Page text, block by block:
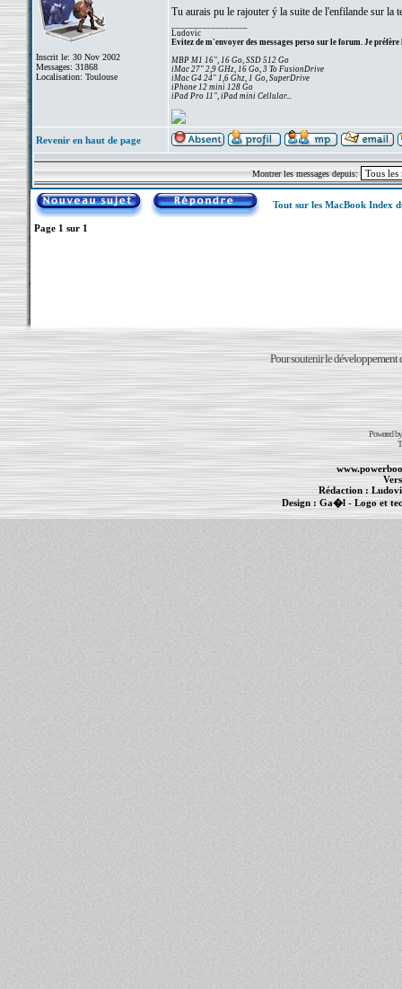
Inscrit le: 30 Nov 2002
Messages: 31868
Localisation: Toulouse
Tu aurais pu le rajouter ý la suite de l'enfilande sur la
Ludovic
Evitez de m'envoyer des messages perso sur le forum. Je préfère
MBP M1 16", 16 Go, SSD 512 Go
iMac 27" 2,9 GHz, 16 Go, 3 To FusionDrive
iMac G4 24" 1,6 Ghz, 1 Go, SuperDrive
iPhone 12 mini 128 Go
iPad Pro 11", iPad mini Cellular...
Revenir en haut de page
Montrer les messages depuis:
Tout sur les MacBook Index
Page 1 sur 1
Pour soutenir le développement
Powered
Rédaction :
Design :Ga�l- Logo et
MacBook Pro-